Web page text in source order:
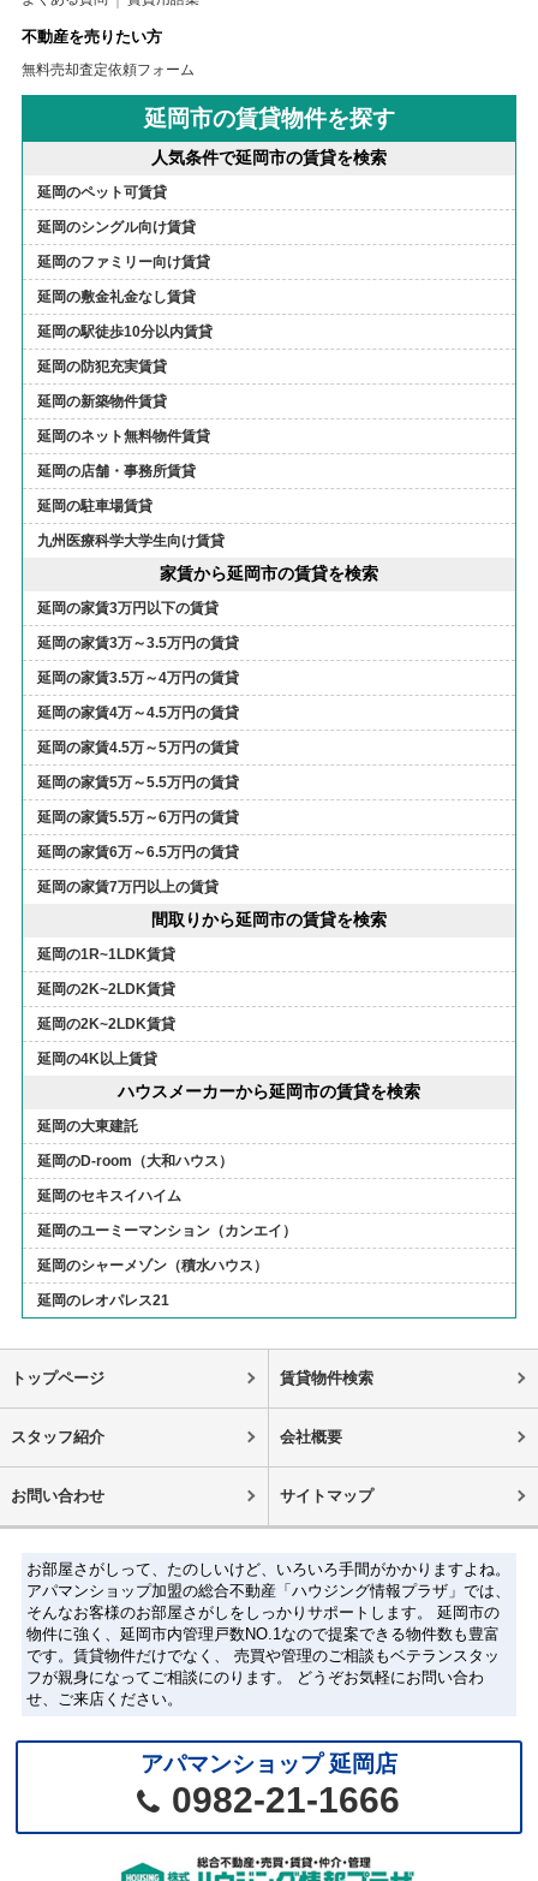
不動産を売りたい方
無料売却査定依頼フォーム
延岡市の賃貸物件を探す
人気条件で延岡市の賃貸を検索
延岡のペット可賃貸
延岡のシングル向け賃貸
延岡のファミリー向け賃貸
延岡の敷金礼金なし賃貸
延岡の駅徒歩10分以内賃貸
延岡の防犯充実賃貸
延岡の新築物件賃貸
延岡のネット無料物件賃貸
延岡の店舗・事務所賃貸
延岡の駐車場賃貸
九州医療科学大学生向け賃貸
家賃から延岡市の賃貸を検索
延岡の家賃3万円以下の賃貸
延岡の家賃3万～3.5万円の賃貸
延岡の家賃3.5万～4万円の賃貸
延岡の家賃4万～4.5万円の賃貸
延岡の家賃4.5万～5万円の賃貸
延岡の家賃5万～5.5万円の賃貸
延岡の家賃5.5万～6万円の賃貸
延岡の家賃6万～6.5万円の賃貸
延岡の家賃7万円以上の賃貸
間取りから延岡市の賃貸を検索
延岡の1R~1LDK賃貸
延岡の2K~2LDK賃貸
延岡の2K~2LDK賃貸
延岡の4K以上賃貸
ハウスメーカーから延岡市の賃貸を検索
延岡の大東建託
延岡のD-room（大和ハウス）
延岡のセキスイハイム
延岡のユーミーマンション（カンエイ）
延岡のシャーメゾン（積水ハウス）
延岡のレオパレス21
トップページ 賃貸物件検索
スタッフ紹介 会社概要
お問い合わせ サイトマップ
お部屋さがしって、たのしいけど、いろいろ手間がかかりますよね。
アパマンショップ加盟の総合不動産「ハウジング情報プラザ」では、
そんなお客様のお部屋さがしをしっかりサポートします。 延岡市の
物件に強く、延岡市内管理戸数NO.1なので提案できる物件数も豊富
です。賃貸物件だけでなく、 売買や管理のご相談もベテランスタッ
フが親身になってご相談にのります。 どうぞお気軽にお問い合わ
せ、ご来店ください。
アパマンショップ 延岡店
0982-21-1666